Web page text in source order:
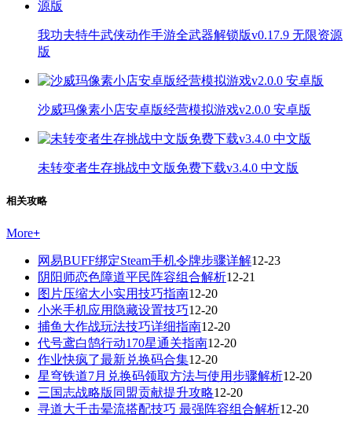
我功夫特牛武侠动作手游全武器解锁版v0.17.9 无限资源
版
沙威玛像素小店安卓版经营模拟游戏v2.0.0 安卓版
未转变者生存挑战中文版免费下载v3.4.0 中文版
相关攻略
More+
网易BUFF绑定Steam手机令牌步骤详解12-23
阴阳师恋色障道平民阵容组合解析12-21
图片压缩大小实用技巧指南12-20
小米手机应用隐藏设置技巧12-20
捕鱼大作战玩法技巧详细指南12-20
代号鸢白鹄行动170星通关指南12-20
作业快疯了最新兑换码合集12-20
星穹铁道7月兑换码领取方法与使用步骤解析12-20
三国志战略版同盟贡献提升攻略12-20
寻道大千击晕流搭配技巧 最强阵容组合解析12-20